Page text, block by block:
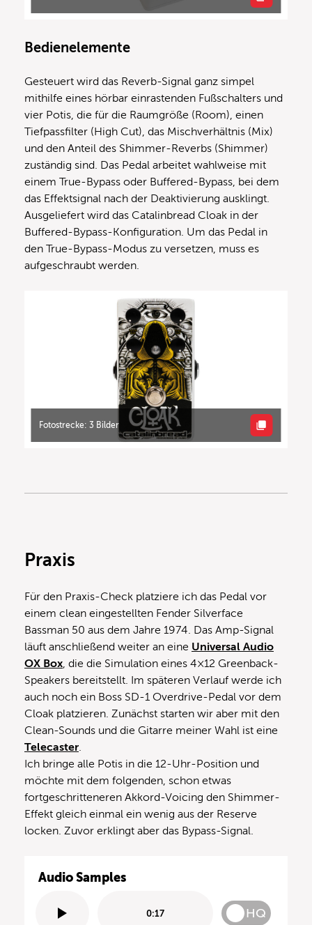
Bedienelemente
Gesteuert wird das Reverb-Signal ganz simpel
mithilfe eines hörbar einrastenden Fußschalters und
vier Potis, die für die Raumgröße (Room), einen
Tiefpassfilter (High Cut), das Mischverhältnis (Mix)
und den Anteil des Shimmer-Reverbs (Shimmer)
zuständig sind. Das Pedal arbeitet wahlweise mit
einem True-Bypass oder Buffered-Bypass, bei dem
das Effektsignal nach der Deaktivierung ausklingt.
Ausgeliefert wird das Catalinbread Cloak in der
Buffered-Bypass-Konfiguration. Um das Pedal in
den True-Bypass-Modus zu versetzen, muss es
aufgeschraubt werden.
Fotostrecke: 3 Bilder
Praxis
Für den Praxis-Check platziere ich das Pedal vor
einem clean eingestellten Fender Silverface
Bassman 50 aus dem Jahre 1974. Das Amp-Signal
läuft anschließend weiter an eine Universal Audio
OX Box, die die Simulation eines 4×12 Greenback-
Speakers bereitstellt. Im späteren Verlauf werde ich
auch noch ein Boss SD-1 Overdrive-Pedal vor dem
Cloak platzieren. Zunächst starten wir aber mit den
Clean-Sounds und die Gitarre meiner Wahl ist eine
Telecaster.
Ich bringe alle Potis in die 12-Uhr-Position und
möchte mit dem folgenden, schon etwas
fortgeschritteneren Akkord-Voicing den Shimmer-
Effekt gleich einmal ein wenig aus der Reserve
locken. Zuvor erklingt aber das Bypass-Signal.
Audio Samples
0:17 HQ